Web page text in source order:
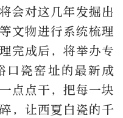
会对这几年发掘出
文物进行系统梳理
完成后，将举办专
口瓷窑址的最新成
点点干，把每一块
，让西夏白瓷的千